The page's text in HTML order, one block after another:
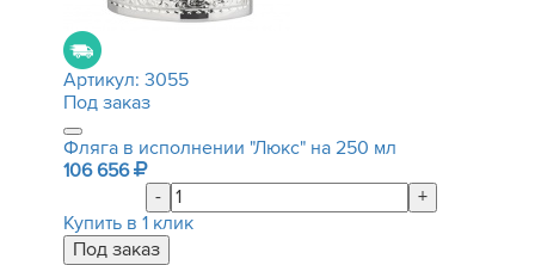
Артикул: 3055
Под заказ
Фляга в исполнении "Люкс" на 250 мл
106 656
-
+
Купить в 1 клик